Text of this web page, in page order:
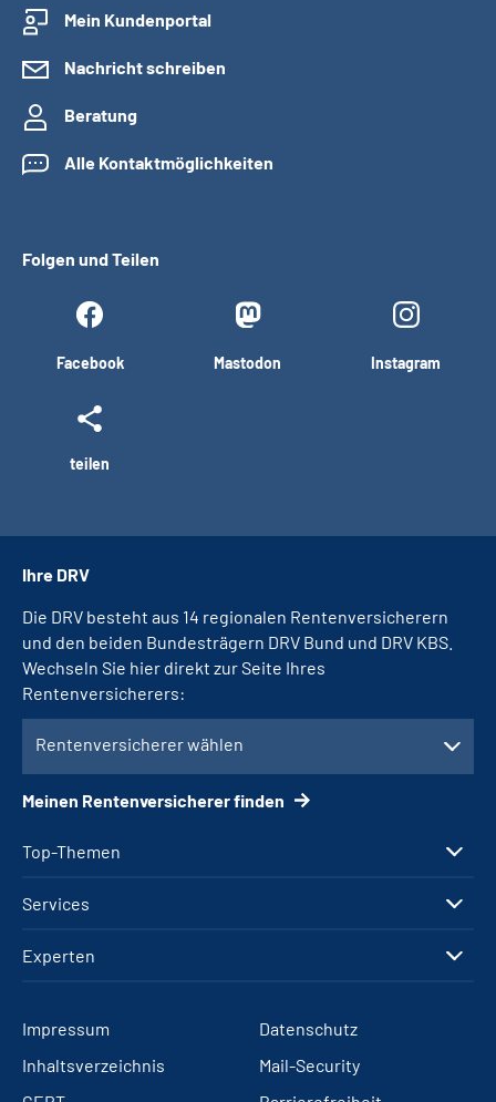
Mein Kundenportal
Nachricht schreiben
Beratung
Alle Kontaktmöglichkeiten
Folgen und Teilen
Facebook Mastodon Instagram
teilen
Top-Themen
Services
Experten
Ihre DRV
Die DRV besteht aus 14 regionalen Rentenversicherern
und den beiden Bundesträgern DRV Bund und DRV KBS.
Wechseln Sie hier direkt zur Seite Ihres
Rentenversicherers:
Rentenversicherer wählen
Meinen Rentenversicherer finden
Impressum
Datenschutz
Inhaltsverzeichnis
Mail-Security